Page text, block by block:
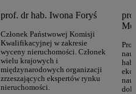
prof. dr hab. Iwona Foryś
Członek Państwowej Komisji
Kwalifikacyjnej w zakresie
wyceny nieruchomości. Członek
wielu krajowych i
międzynarodowych organizacji
zrzeszających ekspertów rynku
nieruchomości.